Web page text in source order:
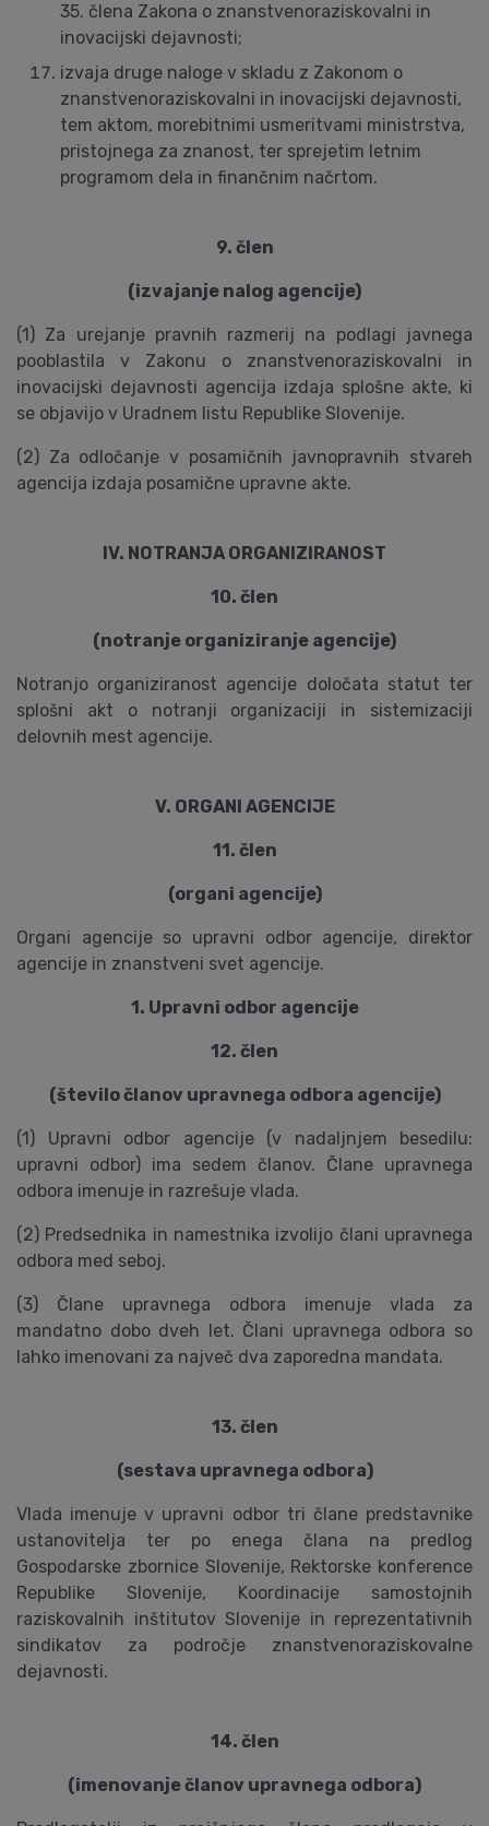
35. člena Zakona o znanstvenoraziskovalni in
inovacijski dejavnosti;
izvaja druge naloge v skladu z Zakonom o
znanstvenoraziskovalni in inovacijski dejavnosti,
tem aktom, morebitnimi usmeritvami ministrstva,
pristojnega za znanost, ter sprejetim letnim
programom dela in finančnim načrtom.
9. člen
(izvajanje nalog agencije)
(1) Za urejanje pravnih razmerij na podlagi javnega
pooblastila v Zakonu o znanstvenoraziskovalni in
inovacijski dejavnosti agencija izdaja splošne akte, ki
se objavijo v Uradnem listu Republike Slovenije.
(2) Za odločanje v posamičnih javnopravnih stvareh
agencija izdaja posamične upravne akte.
IV. NOTRANJA ORGANIZIRANOST
10. člen
(notranje organiziranje agencije)
Notranjo organiziranost agencije določata statut ter
splošni akt o notranji organizaciji in sistemizaciji
delovnih mest agencije.
V. ORGANI AGENCIJE
11. člen
(organi agencije)
Organi agencije so upravni odbor agencije, direktor
agencije in znanstveni svet agencije.
1. Upravni odbor agencije
12. člen
(število članov upravnega odbora agencije)
(1) Upravni odbor agencije (v nadaljnjem besedilu:
upravni odbor) ima sedem članov. Člane upravnega
odbora imenuje in razrešuje vlada.
(2) Predsednika in namestnika izvolijo člani upravnega
odbora med seboj.
(3) Člane upravnega odbora imenuje vlada za
mandatno dobo dveh let. Člani upravnega odbora so
lahko imenovani za največ dva zaporedna mandata.
13. člen
(sestava upravnega odbora)
Vlada imenuje v upravni odbor tri člane predstavnike
ustanovitelja ter po enega člana na predlog
Gospodarske zbornice Slovenije, Rektorske konference
Republike Slovenije, Koordinacije samostojnih
raziskovalnih inštitutov Slovenije in reprezentativnih
sindikatov za področje znanstvenoraziskovalne
dejavnosti.
14. člen
(imenovanje članov upravnega odbora)